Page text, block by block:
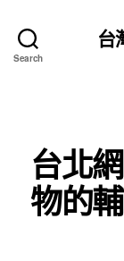
Search
台
台北
物的